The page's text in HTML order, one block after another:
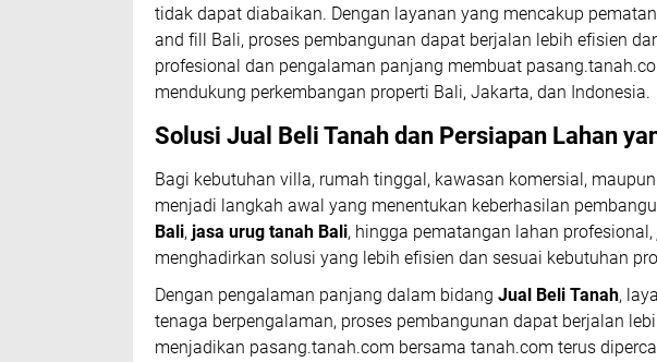
tidak dapat diabaikan. Dengan layanan yang mencakup
and fill Bali, proses pembangunan dapat berjalan lebih efisien
profesional dan pengalaman panjang membuat
mendukung perkembangan properti Bali, Jakarta, dan Indonesia.
Solusi Jual Beli Tanah dan Persiapan Lahan
Bagi kebutuhan villa, rumah tinggal, kawasan komersial,
menjadi langkah awal yang menentukan keberhasilan
Bali, jasa urug tanah Bali, hingga pematangan lahan profesional,
menghadirkan solusi yang lebih efisien dan sesuai kebutuhan
Dengan pengalaman panjang dalam bidang Jual Beli Tanah,
tenaga berpengalaman, proses pembangunan dapat berjalan
menjadikan pasang.tanah.com bersama tanah.com terus